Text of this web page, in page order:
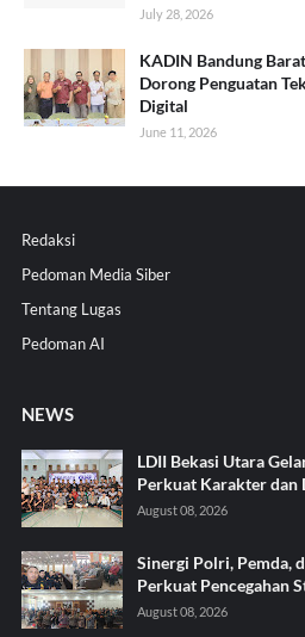
July 28, 2026
KADIN Bandung
Dorong Penguatan
Digital
June 11, 2026
Redaksi
Pedoman Media Siber
Tentang Lugas
Pedoman AI
NEWS
LDII Bekasi Utara
Perkuat Karakter dan
August 08, 2026
Sinergi Polri, Pemda,
Perkuat Pencegahan
August 08, 2026